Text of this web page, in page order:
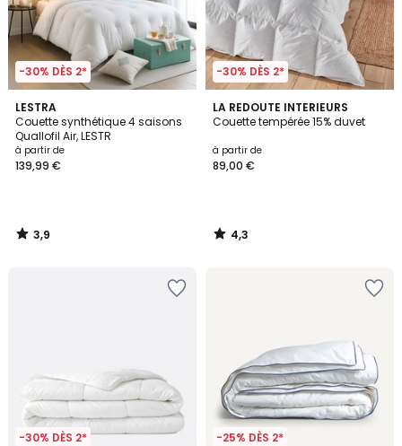
-30% DÈS 2*
LESTRA
Couette synthétique 4 saisons
Quallofil Air, LESTR
à partir de
139,99 €
3,9
/ 5
3,9
/
-30% DÈS 2*
LA REDOUTE INTERIEURS
Couette tempérée 15% duvet
à partir de
89,00 €
4,3
/ 5
4,3
/
-30% DÈS 2* -25% DÈS 2*